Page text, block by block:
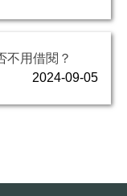
不用借閱？
2024-09-05